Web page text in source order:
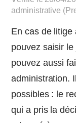
administrative
En cas de litige
pouvez saisir
pouvez aussi
administration.
possibles : le
qui a pris la